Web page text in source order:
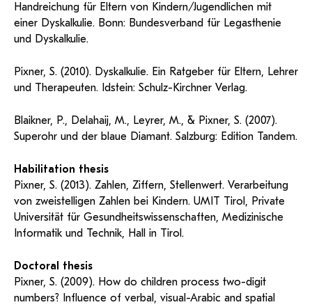
Handreichung für Eltern von Kindern/Jugendlichen mit
einer Dyskalkulie. Bonn: Bundesverband für Legasthenie
und Dyskalkulie.
Pixner, S. (2010). Dyskalkulie. Ein Ratgeber für Eltern, Lehrer
und Therapeuten. Idstein: Schulz-Kirchner Verlag.
Blaikner, P., Delahaij, M., Leyrer, M., & Pixner, S. (2007).
Superohr und der blaue Diamant. Salzburg: Edition Tandem.
Habilitation thesis
Pixner, S. (2013). Zahlen, Ziffern, Stellenwert. Verarbeitung
von zweistelligen Zahlen bei Kindern. UMIT Tirol, Private
Universität für Gesundheitswissenschaften, Medizinische
Informatik und Technik, Hall in Tirol.
Doctoral thesis
Pixner, S. (2009). How do children process two-digit
numbers? Influence of verbal, visual-Arabic and spatial